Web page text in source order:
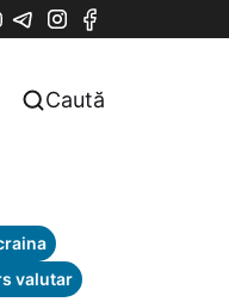
Caută
valutar